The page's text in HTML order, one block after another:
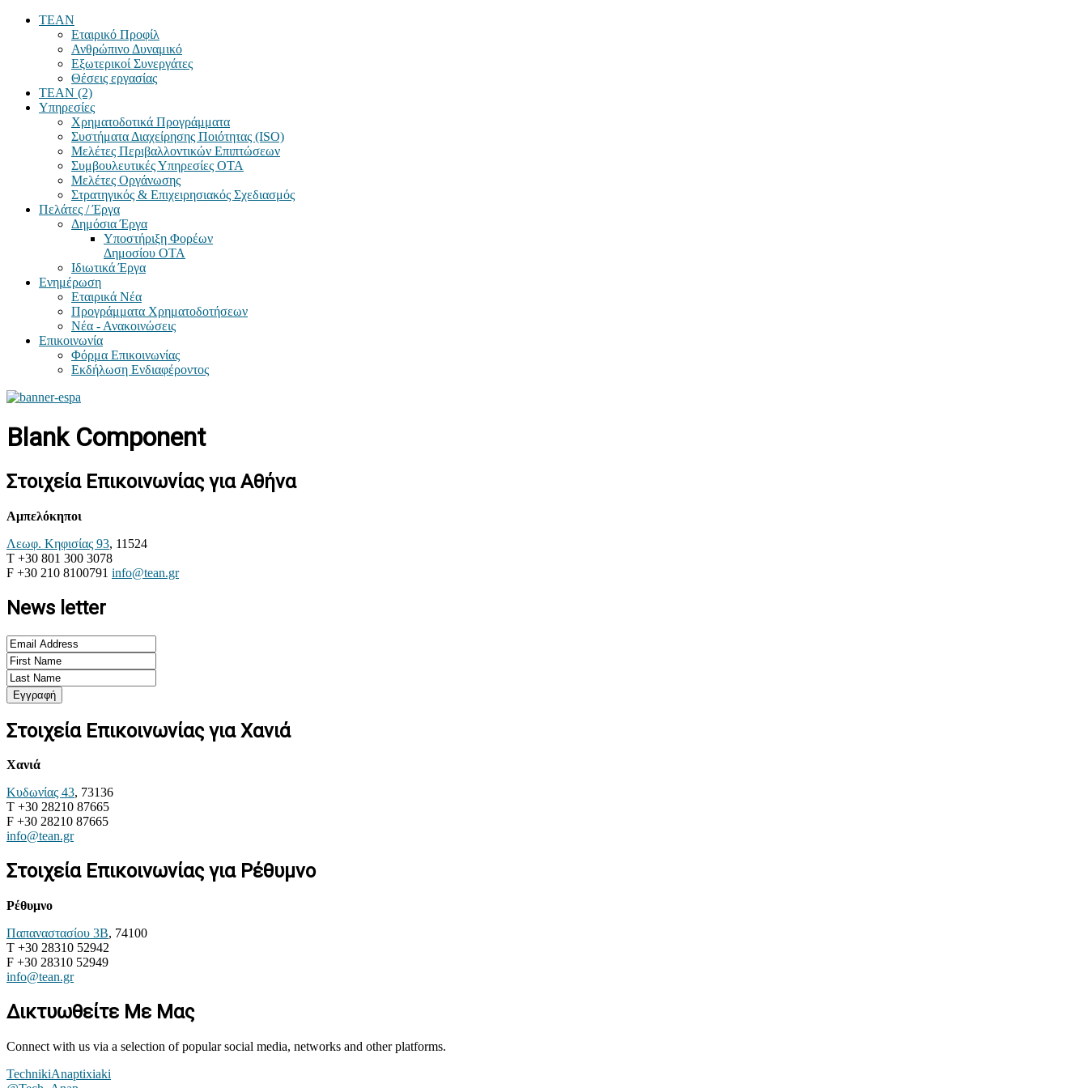
TEAN
Εταιρικό Προφίλ
Ανθρώπινο Δυναμικό
Εξωτερικοί Συνεργάτες
Θέσεις εργασίας
TEAN (2)
Υπηρεσίες
Χρηματοδοτικά Προγράμματα
Συστήματα Διαχείρησης Ποιότητας (ISO)
Μελέτες Περιβαλλοντικών Επιπτώσεων
Συμβουλευτικές Υπηρεσίες ΟΤΑ
Μελέτες Οργάνωσης
Στρατηγικός & Επιχειρησιακός Σχεδιασμός
Πελάτες / Έργα
Δημόσια Έργα
Υποστήριξη Φορέων
Δημοσίου ΟΤΑ
Ιδιωτικά Έργα
Ενημέρωση
Εταιρικά Νέα
Προγράμματα Χρηματοδοτήσεων
Νέα - Ανακοινώσεις
Επικοινωνία
Φόρμα Επικοινωνίας
Εκδήλωση Ενδιαφέροντος
Blank Component
Στοιχεία Επικοινωνίας για Αθήνα
Αμπελόκηποι
Λεωφ. Κηφισίας 93, 11524
T +30 801 300 3078
F +30 210 8100791 info@tean.gr
News letter
Στοιχεία Επικοινωνίας για Χανιά
Χανιά
Κυδωνίας 43, 73136
T +30 28210 87665
F +30 28210 87665
info@tean.gr
Στοιχεία Επικοινωνίας για Ρέθυμνο
Ρέθυμνο
Παπαναστασίου 3Β, 74100
T +30 28310 52942
F +30 28310 52949
info@tean.gr
Δικτυωθείτε Με Μας
Connect with us via a selection of popular social media, networks and other platforms.
TechnikiAnaptixiaki